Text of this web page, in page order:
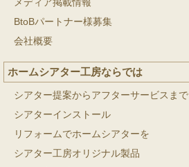
メディア掲載情報
BtoBパートナー様募集
会社概要
ホームシアター工房ならでは
シアター提案からアフターサービスまで
シアターインストール
リフォームでホームシアターを
シアター工房オリジナル製品